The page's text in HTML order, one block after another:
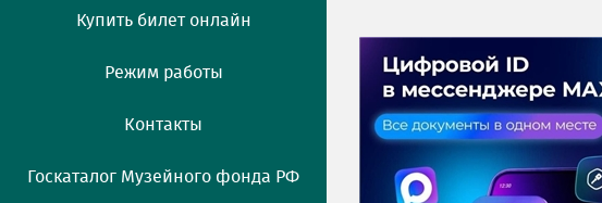
Купить билет онлайн
Режим работы
Контакты
Госкаталог Музейного фонда РФ